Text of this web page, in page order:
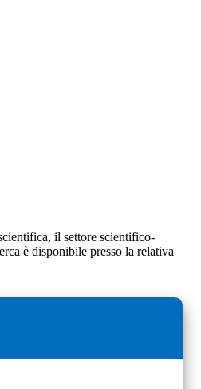
il settore scientifico-
è disponibile presso la relativa